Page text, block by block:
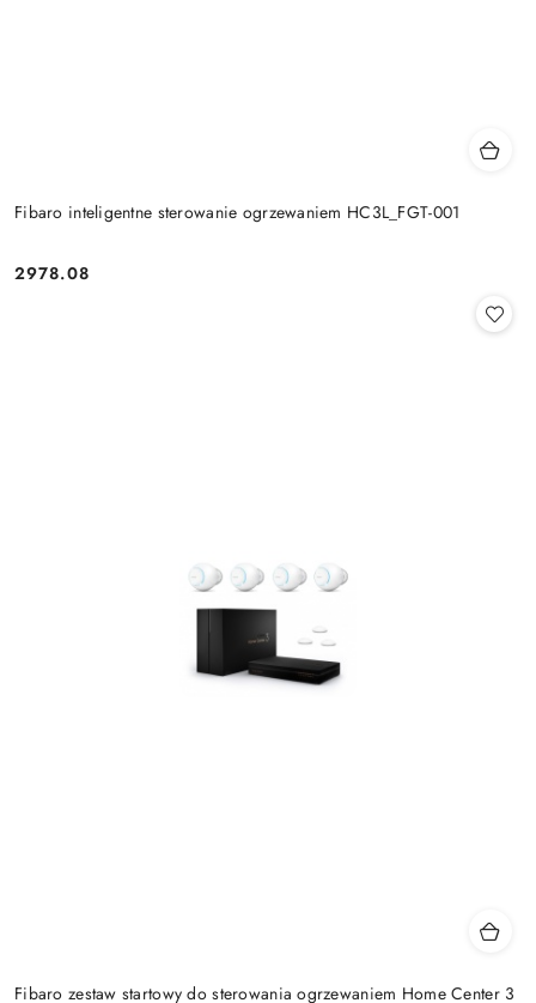
Fibaro inteligentne sterowanie ogrzewaniem HC3L_FGT-001
Cena:
2978.08
Fibaro zestaw startowy do sterowania ogrzewaniem Home Center 3